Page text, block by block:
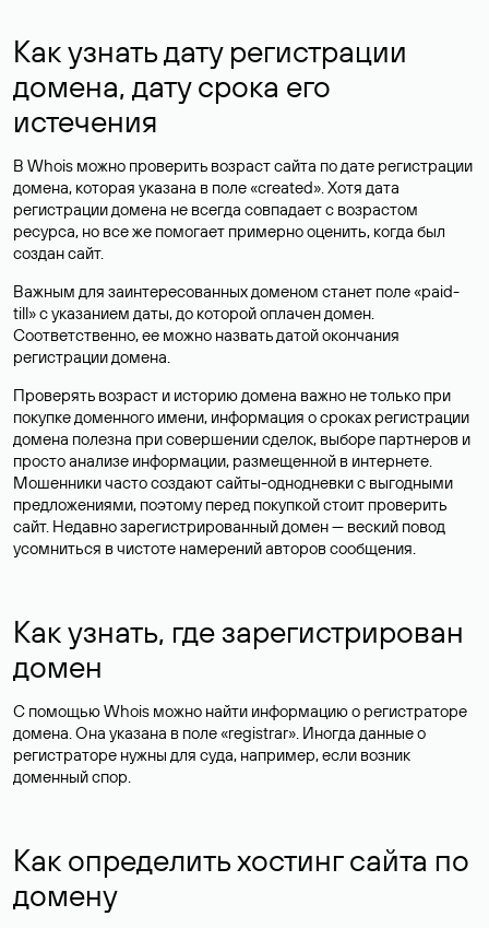
Как узнать дату регистрации
домена, дату срока его
истечения
В Whois можно проверить возраст сайта по дате регистрации
домена, которая указана в поле «created». Хотя дата
регистрации домена не всегда совпадает с возрастом
ресурса, но все же помогает примерно оценить, когда был
создан сайт.
Важным для заинтересованных доменом станет поле «paid-
till» с указанием даты, до которой оплачен домен.
Соответственно, ее можно назвать датой окончания
регистрации домена.
Проверять возраст и историю домена важно не только при
покупке доменного имени, информация о сроках регистрации
домена полезна при совершении сделок, выборе партнеров и
просто анализе информации, размещенной в интернете.
Мошенники часто создают сайты-однодневки с выгодными
предложениями, поэтому перед покупкой стоит проверить
сайт. Недавно зарегистрированный домен — веский повод
усомниться в чистоте намерений авторов сообщения.
Как узнать, где зарегистрирован
домен
С помощью Whois можно найти информацию о регистраторе
домена. Она указана в поле «registrar». Иногда данные о
регистраторе нужны для суда, например, если возник
доменный спор.
Как определить хостинг сайта по
домену